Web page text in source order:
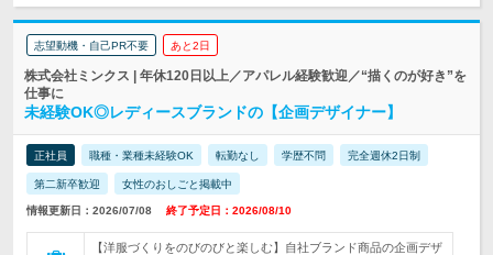
志望動機・自己PR不要 あと2日
株式会社ミンクス | 年休120日以上／アパレル経験歓迎／“描くのが好き”を
仕事に
未経験OK◎レディースブランドの【企画デザイナー】
正社員 職種・業種未経験OK 転勤なし 学歴不問 完全週休2日制
第二新卒歓迎 女性のおしごと掲載中
情報更新日：2026/07/08 終了予定日：2026/08/10
【洋服づくりをのびのびと楽しむ】自社ブランド商品の企画デザ